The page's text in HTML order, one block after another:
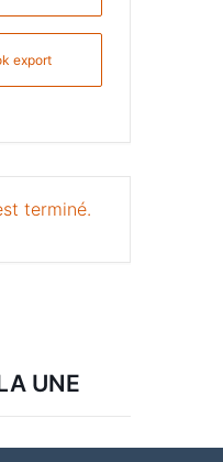
export
terminé.
UNE